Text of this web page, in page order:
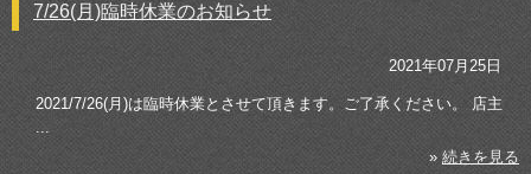
7/26(月)臨時休業のお知らせ
2021年07月25日
2021/7/26(月)は臨時休業とさせて頂きます。ご了承ください。 店主
...
» 続きを見る